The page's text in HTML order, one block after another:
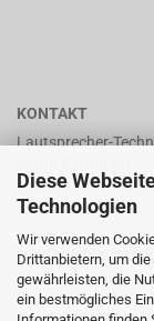
Diese
Technologien
Wir verwenden
Drittanbietern, um
gewährleisten, die
ein bestmögliches
KONTAKT
Lautsprecher-
Frankenhäuserstr.
99706
Tel.: +49 (0) 36 32 /